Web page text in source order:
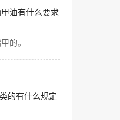
油有什么要求
的。
的有什么规定